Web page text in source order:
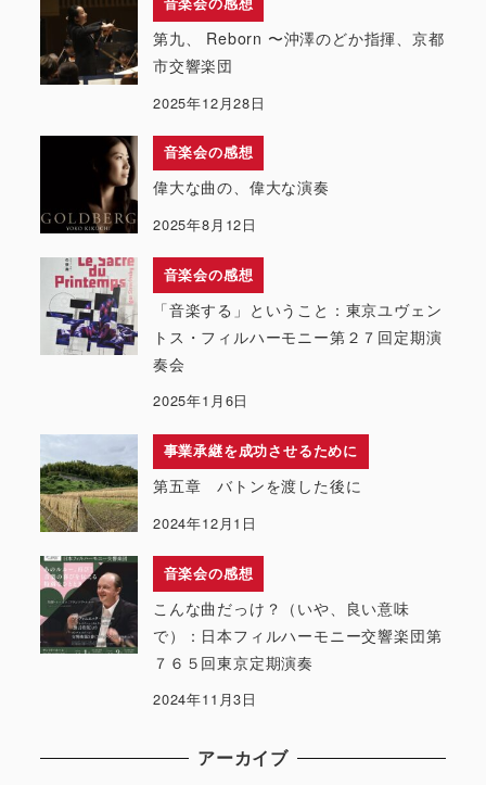
第九、 Reborn 〜沖澤のどか指揮、京都
市交響楽団
2025年12月28日
音楽会の感想
偉大な曲の、偉大な演奏
2025年8月12日
音楽会の感想
「音楽する」ということ：東京ユヴェン
トス・フィルハーモニー第２７回定期演
奏会
2025年1月6日
事業承継を成功させるために
第五章 バトンを渡した後に
2024年12月1日
音楽会の感想
こんな曲だっけ？（いや、良い意味
で）：日本フィルハーモニー交響楽団第
７６５回東京定期演奏
2024年11月3日
アーカイブ